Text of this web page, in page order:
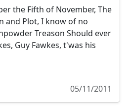
the Fifth of November, The
and Plot, I know of no
Treason Should ever
Guy Fawkes, t'was his
05/11/2011